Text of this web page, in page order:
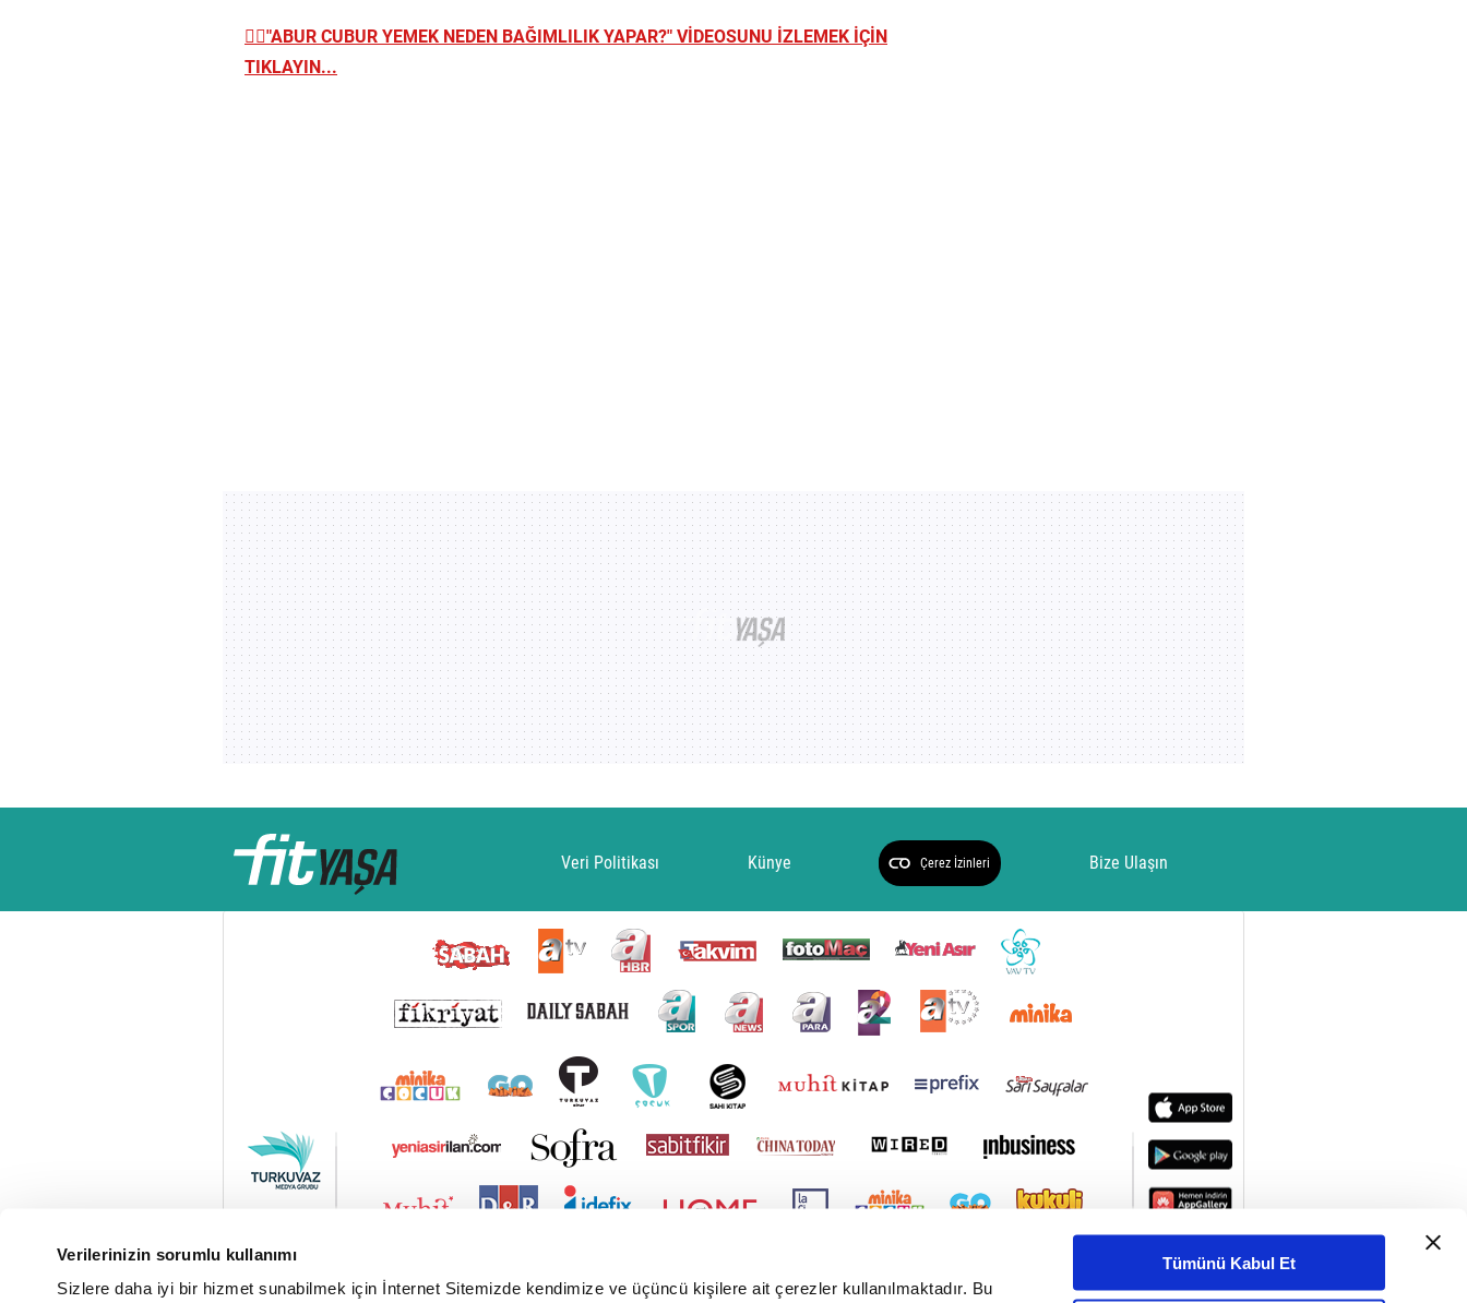
Verilerinizin sorumlu kullanımı
Sizlere daha iyi bir hizmet sunabilmek için İnternet Sitemizde kendimize ve üçüncü kişilere ait çerezler kullanılmaktadır. Bu
Tümünü Kabul Et
👉🏼"ABUR CUBUR YEMEK NEDEN BAĞIMLILIK YAPAR?" VİDEOSUNU İZLEMEK İÇİN
TIKLAYIN...
Veri Politikası Künye Çerez İzinleri Bize Ulaşın